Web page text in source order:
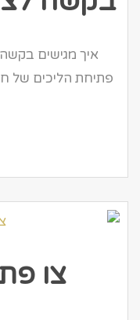
איך מגישים
פתיחת הליכים של
צו